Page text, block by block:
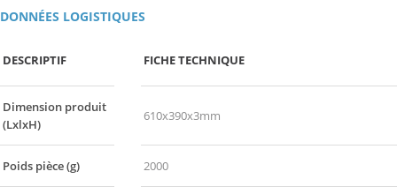
DONNÉES LOGISTIQUES
DESCRIPTIF FICHE TECHNIQUE
Dimension produit
(LxlxH)
610x390x3mm
Poids pièce (g) 2000